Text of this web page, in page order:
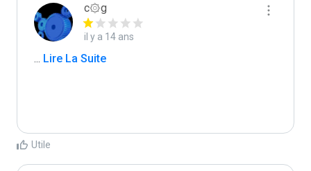
c۞g
il y a 14 ans
... Lire La Suite
Utile